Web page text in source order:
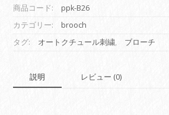
商品コード:
ppk-B26
カテゴリー:
brooch
タグ:
オートクチュール刺繍, ブローチ
説明 レビュー (0)